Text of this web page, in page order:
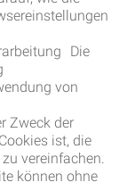
Die
von
Zweck der
ist, die
vereinfachen.
können ohne